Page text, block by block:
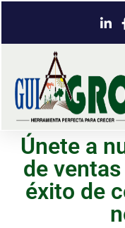
Únete a
de
éxito de